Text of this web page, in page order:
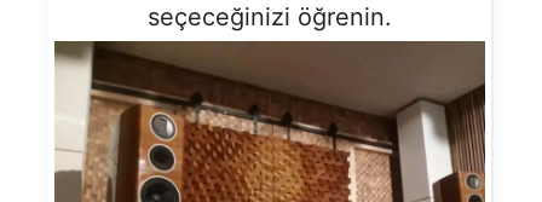
seçeceğinizi öğrenin.